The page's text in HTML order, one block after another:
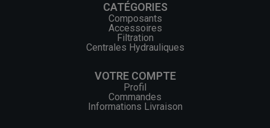
CATÉGORIES
Composants
Accessoires
Filtration
Centrales Hydrauliques
VOTRE COMPTE
Profil
Commandes
Informations Livraison